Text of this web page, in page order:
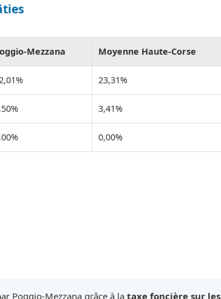
Mezzana Moyenne Haute-Corse
23,31%
3,41%
0,00%
Poggio-Mezzana grâce à la taxe foncière sur les